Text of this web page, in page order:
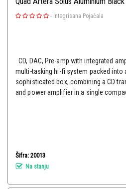
- Integrisana Pojačala
CD, DAC, Pre-amp with integrated
multi-tasking hi-fi system packed into
sophisticated box, combining a CD
and power amplifier in a single
Šifra: 20013
Na stanju